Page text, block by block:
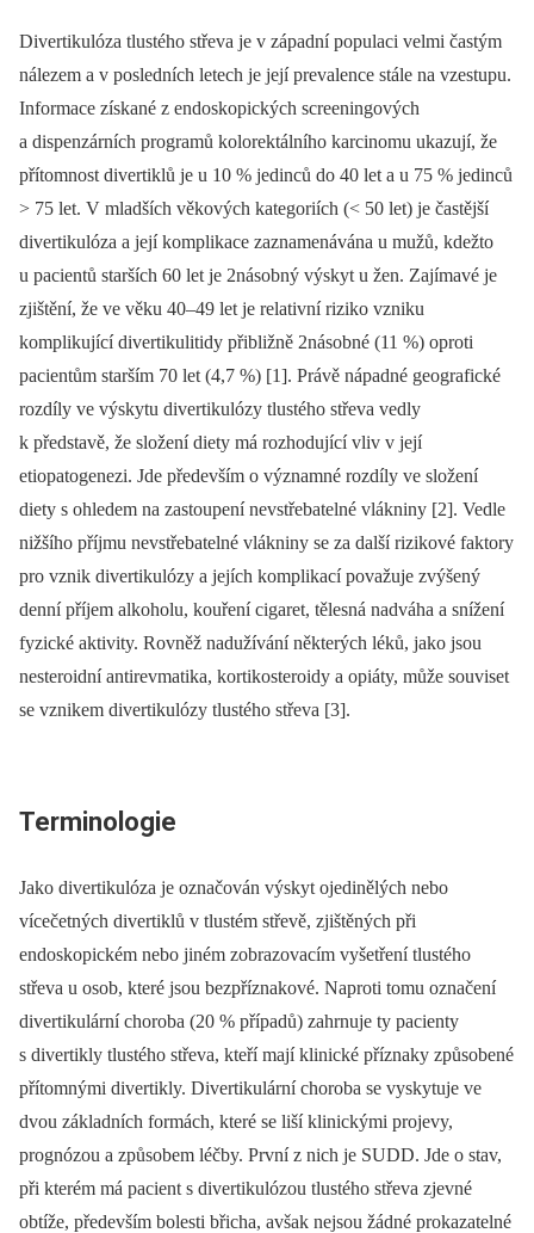
Divertikulóza tlustého střeva je v západní populaci velmi častým
nálezem a v posledních letech je její prevalence stále na vzestupu.
Informace získané z endoskopických screeningových
a dispenzárních programů kolorektálního karcinomu ukazují, že
přítomnost divertiklů je u 10 % jedinců do 40 let a u 75 % jedinců
> 75 let. V mladších věkových kategoriích (< 50 let) je častější
divertikulóza a její komplikace zaznamenávána u mužů, kdežto
u pacientů starších 60 let je 2násobný výskyt u žen. Zajímavé je
zjištění, že ve věku 40–49 let je relativní riziko vzniku
komplikující divertikulitidy přibližně 2násobné (11 %) oproti
pacientům starším 70 let (4,7 %) [1]. Právě nápadné geografické
rozdíly ve výskytu divertikulózy tlustého střeva vedly
k představě, že složení diety má rozhodující vliv v její
etiopatogenezi. Jde především o významné rozdíly ve složení
diety s ohledem na zastoupení nevstřebatelné vlákniny [2]. Vedle
nižšího příjmu nevstřebatelné vlákniny se za další rizikové faktory
pro vznik divertikulózy a jejích komplikací považuje zvýšený
denní příjem alkoholu, kouření cigaret, tělesná nadváha a snížení
fyzické aktivity. Rovněž nadužívání některých léků, jako jsou
nesteroidní antirevmatika, kortikosteroidy a opiáty, může souviset
se vznikem divertikulózy tlustého střeva [3].
Terminologie
Jako divertikulóza je označován výskyt ojedinělých nebo
vícečetných divertiklů v tlustém střevě, zjištěných při
endoskopickém nebo jiném zobrazovacím vyšetření tlustého
střeva u osob, které jsou bezpříznakové. Naproti tomu označení
divertikulární choroba (20 % případů) zahrnuje ty pacienty
s divertikly tlustého střeva, kteří mají klinické příznaky způsobené
přítomnými divertikly. Divertikulární choroba se vyskytuje ve
dvou základních formách, které se liší klinickými projevy,
prognózou a způsobem léčby. První z nich je SUDD. Jde o stav,
při kterém má pacient s divertikulózou tlustého střeva zjevné
obtíže, především bolesti břicha, avšak nejsou žádné prokazatelné